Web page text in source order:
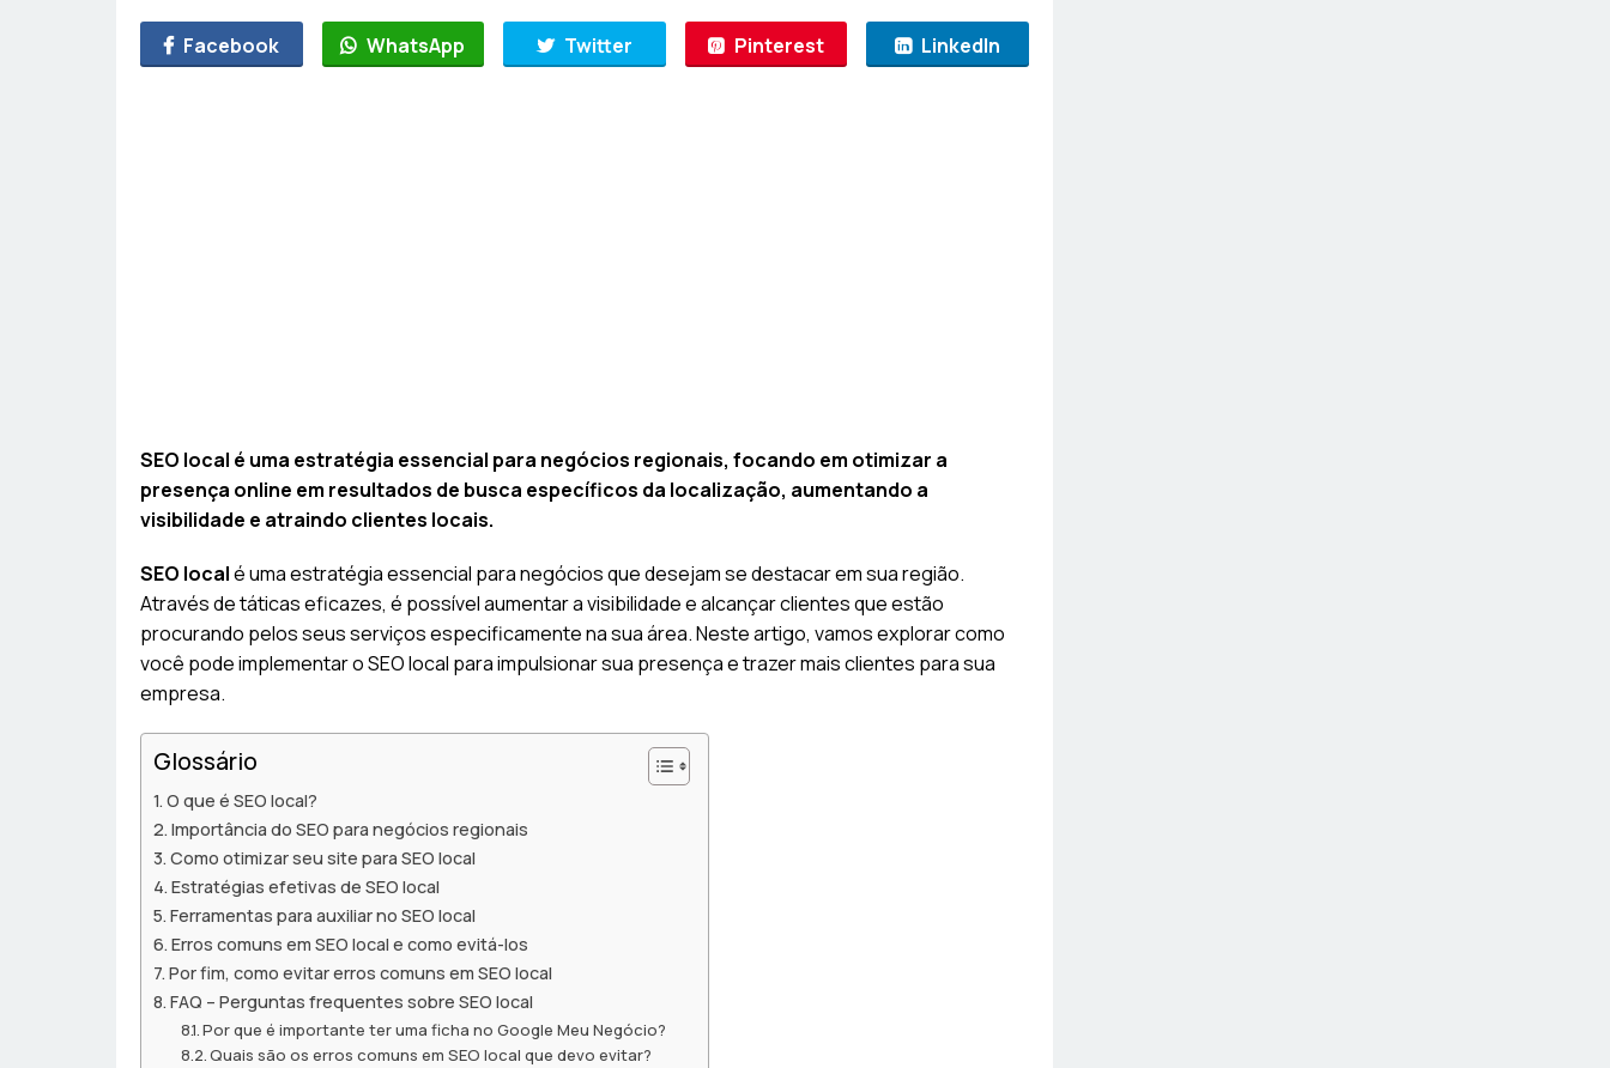
Facebook WhatsApp Twitter Pinterest LinkedIn
SEO local é uma estratégia essencial para negócios regionais, focando em otimizar a
presença online em resultados de busca específicos da localização, aumentando a
visibilidade e atraindo clientes locais.
SEO localé uma estratégia essencial para negócios que desejam se destacar em sua região.
Através de táticas eficazes, é possível aumentar a visibilidade e alcançar clientes que estão
procurando pelos seus serviços especificamente na sua área. Neste artigo, vamos explorar como
você pode implementar o SEO local para impulsionar sua presença e trazer mais clientes para sua
empresa.
Glossário
O que é SEO local?
Importância do SEO para negócios regionais
Como otimizar seu site para SEO local
Estratégias efetivas de SEO local
Ferramentas para auxiliar no SEO local
Erros comuns em SEO local e como evitá-los
Por fim, como evitar erros comuns em SEO local
FAQ – Perguntas frequentes sobre SEO local
Por que é importante ter uma ficha no Google Meu Negócio?
Quais são os erros comuns em SEO local que devo evitar?